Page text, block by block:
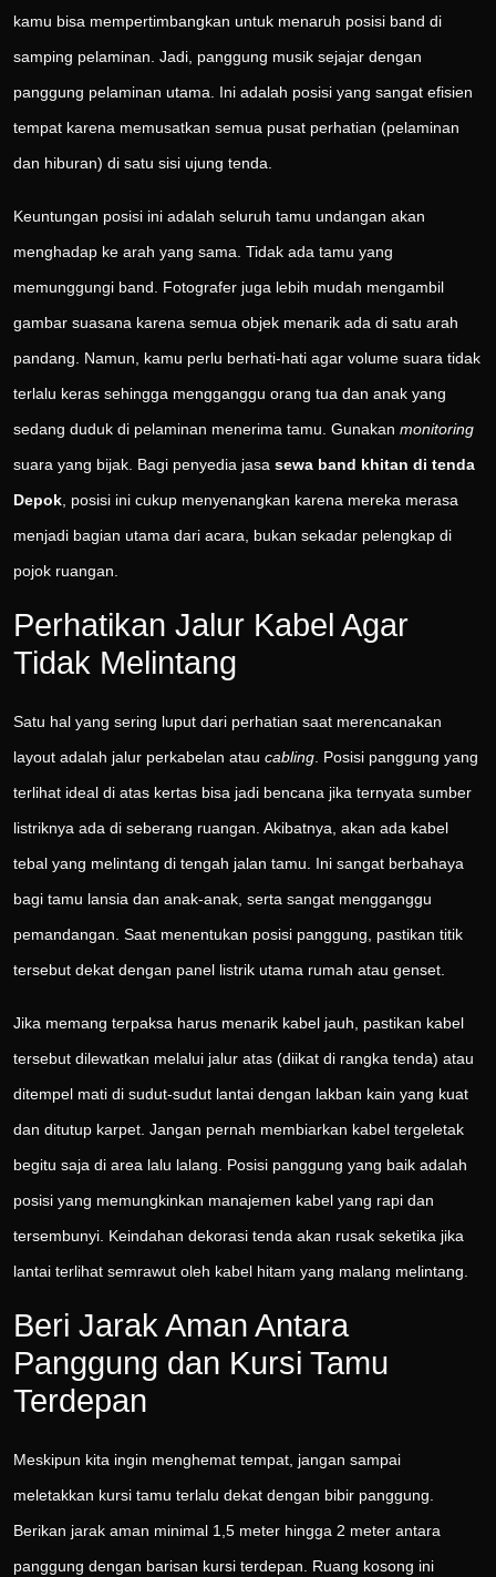
kamu bisa mempertimbangkan untuk menaruh posisi band di
samping pelaminan. Jadi, panggung musik sejajar dengan
panggung pelaminan utama. Ini adalah posisi yang sangat efisien
tempat karena memusatkan semua pusat perhatian (pelaminan
dan hiburan) di satu sisi ujung tenda.
Keuntungan posisi ini adalah seluruh tamu undangan akan
menghadap ke arah yang sama. Tidak ada tamu yang
memunggungi band. Fotografer juga lebih mudah mengambil
gambar suasana karena semua objek menarik ada di satu arah
pandang. Namun, kamu perlu berhati-hati agar volume suara tidak
terlalu keras sehingga mengganggu orang tua dan anak yang
sedang duduk di pelaminan menerima tamu. Gunakan monitoring
suara yang bijak. Bagi penyedia jasa sewa band khitan di tenda
Depok , posisi ini cukup menyenangkan karena mereka merasa
menjadi bagian utama dari acara, bukan sekadar pelengkap di
pojok ruangan.
Perhatikan Jalur Kabel Agar
Tidak Melintang
Satu hal yang sering luput dari perhatian saat merencanakan
layout adalah jalur perkabelan atau cabling . Posisi panggung yang
terlihat ideal di atas kertas bisa jadi bencana jika ternyata sumber
listriknya ada di seberang ruangan. Akibatnya, akan ada kabel
tebal yang melintang di tengah jalan tamu. Ini sangat berbahaya
bagi tamu lansia dan anak-anak, serta sangat mengganggu
pemandangan. Saat menentukan posisi panggung, pastikan titik
tersebut dekat dengan panel listrik utama rumah atau genset.
Jika memang terpaksa harus menarik kabel jauh, pastikan kabel
tersebut dilewatkan melalui jalur atas (diikat di rangka tenda) atau
ditempel mati di sudut-sudut lantai dengan lakban kain yang kuat
dan ditutup karpet. Jangan pernah membiarkan kabel tergeletak
begitu saja di area lalu lalang. Posisi panggung yang baik adalah
posisi yang memungkinkan manajemen kabel yang rapi dan
tersembunyi. Keindahan dekorasi tenda akan rusak seketika jika
lantai terlihat semrawut oleh kabel hitam yang malang melintang.
Beri Jarak Aman Antara
Panggung dan Kursi Tamu
Terdepan
Meskipun kita ingin menghemat tempat, jangan sampai
meletakkan kursi tamu terlalu dekat dengan bibir panggung.
Berikan jarak aman minimal 1,5 meter hingga 2 meter antara
panggung dengan barisan kursi terdepan. Ruang kosong ini